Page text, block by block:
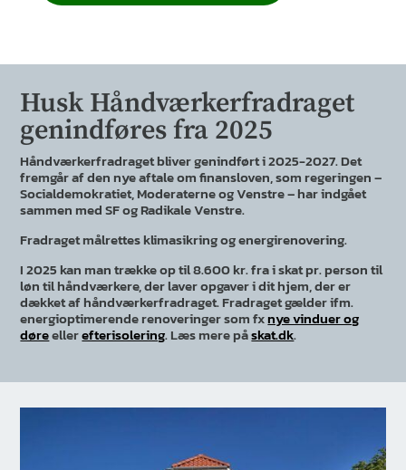
Husk Håndværkerfradraget
genindføres fra 2025
Håndværkerfradraget bliver genindført i 2025-2027. Det
fremgår af den nye aftale om finansloven, som regeringen –
Socialdemokratiet, Moderaterne og Venstre – har indgået
sammen med SF og Radikale Venstre.
Fradraget målrettes klimasikring og energirenovering.
I 2025 kan man trække op til 8.600 kr. fra i skat pr. person til
løn til håndværkere, der laver opgaver i dit hjem, der er
dækket af håndværkerfradraget. Fradraget gælder ifm.
energioptimerende renoveringer som fxnye vinduer og
døreellerefterisolering. Læs mere påskat.dk.